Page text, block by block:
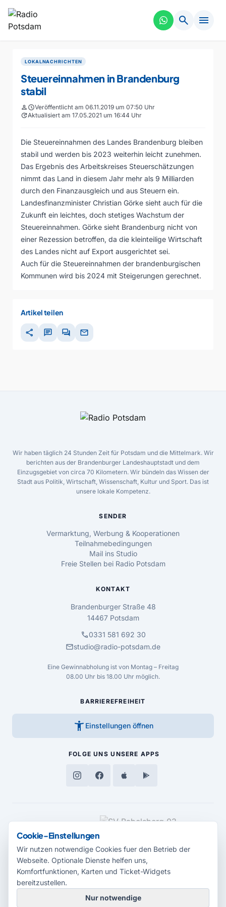
search menu
LOKALNACHRICHTEN
Steuereinnahmen in Brandenburg
stabil
personscheduleVeröffentlicht am 06.11.2019 um 07:50 Uhr
updateAktualisiert am 17.05.2021 um 16:44 Uhr
Die Steuereinnahmen des Landes Brandenburg bleiben
stabil und werden bis 2023 weiterhin leicht zunehmen.
Das Ergebnis des Arbeitskreises Steuerschätzungen
nimmt das Land in diesem Jahr mehr als 9 Milliarden
durch den Finanzausgleich und aus Steuern ein.
Landesfinanzminister Christian Görke sieht auch für die
Zukunft ein leichtes, doch stetiges Wachstum der
Steuereinnahmen. Görke sieht Brandenburg nicht von
einer Rezession betroffen, da die kleinteilige Wirtschaft
des Landes nicht auf Export ausgerichtet sei.
Auch für die Steuereinnahmen der brandenburgischen
Kommunen wird bis 2024 mit Steigerungen gerechnet.
Artikel teilen
share chat forum mail
Wir haben täglich 24 Stunden Zeit für Potsdam und die Mittelmark. Wir
berichten aus der Brandenburger Landeshauptstadt und dem
Einzugsgebiet von circa 70 Kilometern. Wir bündeln das Wissen der
Stadt aus Politik, Wirtschaft, Wissenschaft, Kultur und Sport. Das ist
unsere lokale Kompetenz.
SENDER
Vermarktung, Werbung & Kooperationen
Teilnahmebedingungen
Mail ins Studio
Freie Stellen bei Radio Potsdam
KONTAKT
Brandenburger Straße 48
14467 Potsdam
call0331 581 692 30
mailstudio@radio-potsdam.de
Eine Gewinnabholung ist von Montag – Freitag
08.00 Uhr bis 18.00 Uhr möglich.
BARRIEREFREIHEIT
accessibility_new Einstellungen öffnen
FOLGE UNS UNSERE APPS
MEDIENPARTNER
Cookie-Einstellungen
Wir nutzen notwendige Cookies fuer den Betrieb der
Webseite. Optionale Dienste helfen uns,
Komfortfunktionen, Karten und Ticket-Widgets
bereitzustellen.
Nur notwendige